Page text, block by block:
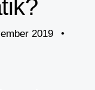
2019
•